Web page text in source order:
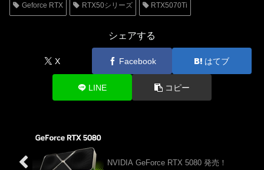
Geforce RTX RTX50シリーズ RTX5070Ti
シェアする
X Facebook はてブ
LINE コピー
NVIDIA GeForce RTX 5080 発売！